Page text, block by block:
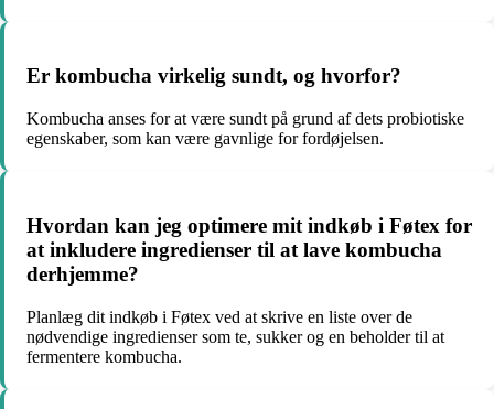
Er kombucha virkelig sundt, og hvorfor?
Kombucha anses for at være sundt på grund af dets probiotiske
egenskaber, som kan være gavnlige for fordøjelsen.
Hvordan kan jeg optimere mit indkøb i Føtex for
at inkludere ingredienser til at lave kombucha
derhjemme?
Planlæg dit indkøb i Føtex ved at skrive en liste over de
nødvendige ingredienser som te, sukker og en beholder til at
fermentere kombucha.